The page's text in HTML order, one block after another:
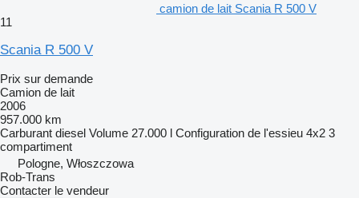
camion de lait Scania R 500 V
11
Scania R 500 V
Prix sur demande
Camion de lait
2006
957.000 km
Carburant diesel Volume 27.000 l Configuration de l'essieu 4x2 3
compartiment
Pologne, Włoszczowa
Rob-Trans
Contacter le vendeur